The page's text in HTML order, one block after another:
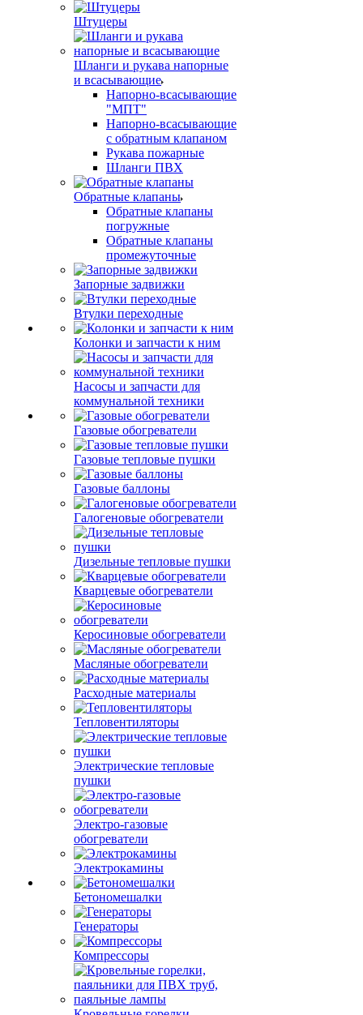
Штуцеры
Шланги и рукава напорные
и всасывающие
Напорно-всасывающие
"МПТ"
Напорно-всасывающие
с обратным клапаном
Рукава пожарные
Шланги ПВХ
Обратные клапаны
Обратные клапаны
погружные
Обратные клапаны
промежуточные
Запорные задвижки
Втулки переходные
Колонки и запчасти к ним
Насосы и запчасти для
коммунальной техники
Газовые обогреватели
Газовые тепловые пушки
Газовые баллоны
Галогеновые обогреватели
Дизельные тепловые пушки
Кварцевые обогреватели
Керосиновые обогреватели
Масляные обогреватели
Расходные материалы
Тепловентиляторы
Электрические тепловые
пушки
Электро-газовые
обогреватели
Электрокамины
Бетономешалки
Генераторы
Компрессоры